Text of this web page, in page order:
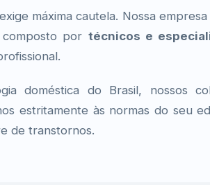
máxima cautela. Nossa
por técnicos e
doméstica do Brasil, nossos
estritamente às normas do seu
de transtornos.